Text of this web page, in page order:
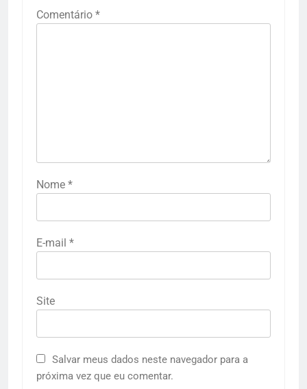
Comentário *
Nome *
E-mail *
Site
Salvar meus dados neste navegador para a
próxima vez que eu comentar.